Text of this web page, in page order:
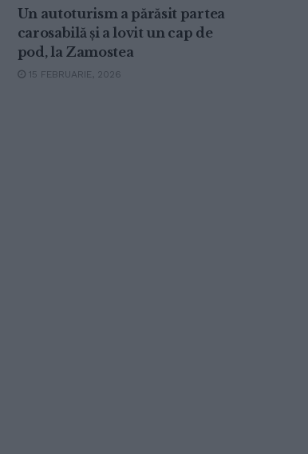
Un autoturism a părăsit partea
carosabilă și a lovit un cap de
pod, la Zamostea
15 FEBRUARIE, 2026